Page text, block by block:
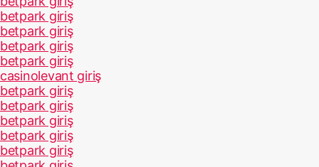
betpark giriş
betpark giriş
betpark giriş
betpark giriş
casinolevant giriş
betpark giriş
betpark giriş
betpark giriş
betpark giriş
betpark giriş